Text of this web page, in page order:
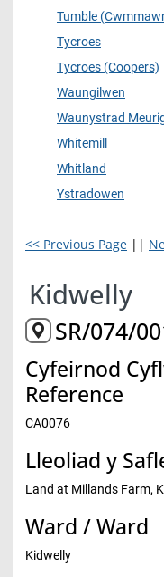
Tumble
Tycroes
Tycroes (Coopers)
Waungilwen
Waunystrad
Whitemill
Whitland
Ystradowen
<< Previous Page ||
Kidwelly
SR/074/
Cyfeirnod
Reference
CA0076
Lleoliad y
Land at Millands Farm,
Ward / Ward
Kidwelly